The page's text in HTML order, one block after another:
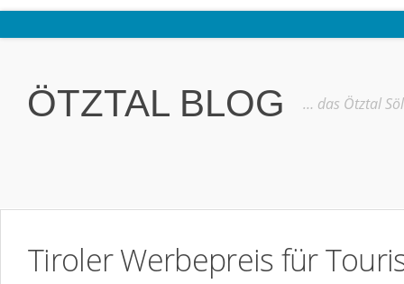
Ötztal
Interviews
Kostenloser Bustransfer ins Gletscherskigebiet von Sölden
ÖTZTAL BLOG … das Ötztal
Tiroler Werbepreis für